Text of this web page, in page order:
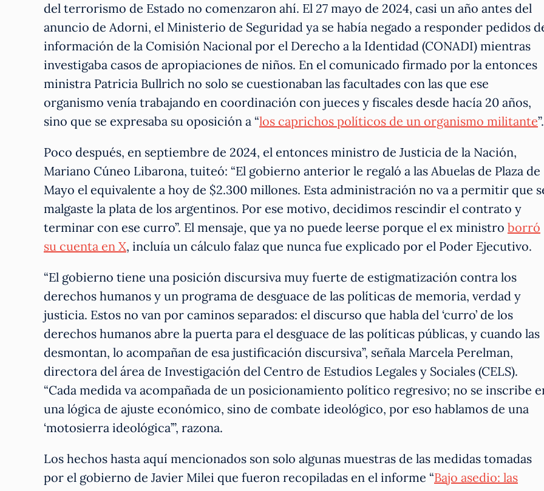
del terrorismo de Estado no comenzaron ahí. El 27 mayo de 2024, casi un año antes del
anuncio de Adorni, el Ministerio de Seguridad ya se había negado a responder pedidos
información de la Comisión Nacional por el Derecho a la Identidad (CONADI) mientras
investigaba casos de apropiaciones de niños. En el comunicado firmado por la entonces
ministra Patricia Bullrich no solo se cuestionaban las facultades con las que ese
organismo venía trabajando en coordinación con jueces y fiscales desde hacía 20 años,
sino que se expresaba su oposición a “los caprichos políticos de un organismo militante”.
Poco después, en septiembre de 2024, el entonces ministro de Justicia de la Nación,
Mariano Cúneo Libarona, tuiteó: “El gobierno anterior le regaló a las Abuelas de Plaza de
Mayo el equivalente a hoy de $2.300 millones. Esta administración no va a permitir que
malgaste la plata de los argentinos. Por ese motivo, decidimos rescindir el contrato y
terminar con ese curro”. El mensaje, que ya no puede leerse porque el ex ministro borró
su cuenta en X, incluía un cálculo falaz que nunca fue explicado por el Poder Ejecutivo.
“El gobierno tiene una posición discursiva muy fuerte de estigmatización contra los
derechos humanos y un programa de desguace de las políticas de memoria, verdad y
justicia. Estos no van por caminos separados: el discurso que habla del ‘curro’ de los
derechos humanos abre la puerta para el desguace de las políticas públicas, y cuando las
desmontan, lo acompañan de esa justificación discursiva”, señala Marcela Perelman,
directora del área de Investigación del Centro de Estudios Legales y Sociales (CELS).
“Cada medida va acompañada de un posicionamiento político regresivo; no se inscribe
una lógica de ajuste económico, sino de combate ideológico, por eso hablamos de una
‘motosierra ideológica’”, razona.
Los hechos hasta aquí mencionados son solo algunas muestras de las medidas tomadas
por el gobierno de Javier Milei que fueron recopiladas en el informe “Bajo asedio: las